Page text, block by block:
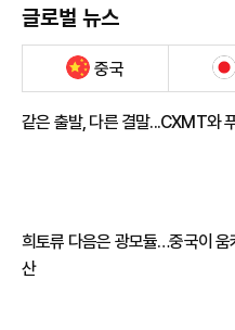
글로벌 뉴스
중국
같은 출발, 다른 결말...CXMT와
희토류 다음은 광모듈…중국이 움
산